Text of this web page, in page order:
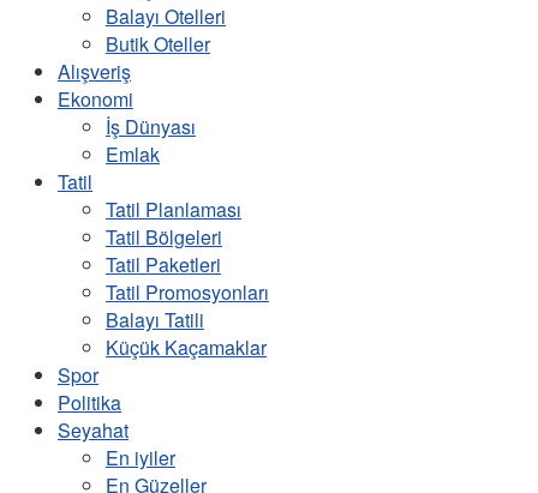
Balayı Otelleri
Butik Oteller
Alışveriş
Ekonomi
İş Dünyası
Emlak
Tatil
Tatil Planlaması
Tatil Bölgeleri
Tatil Paketleri
Tatil Promosyonları
Balayı Tatili
Küçük Kaçamaklar
Spor
Politika
Seyahat
En iyiler
En Güzeller